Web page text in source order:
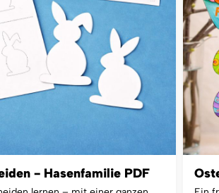
- Hasenfamilie PDF